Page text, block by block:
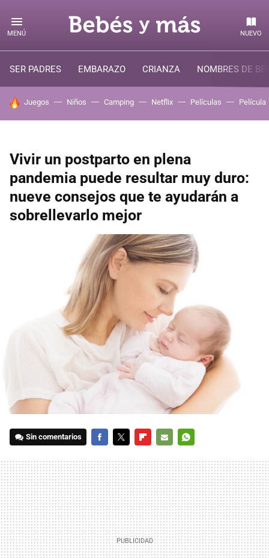
MENÚ NUEVO
SER PADRES EMBARAZO CRIANZA NOMBRES DE
HOY SE HABLA DE
Juegos Niños Camping Netflix Películas Película
Vivir un postparto en plena
pandemia puede resultar muy duro:
nueve consejos que te ayudarán a
sobrellevarlo mejor
Sin comentarios
MAIL